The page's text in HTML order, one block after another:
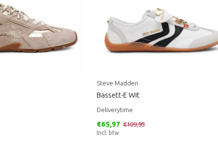
Steve Madden
Bassett-E Wit
Deliverytime
€65,97 €109,95
Incl. btw